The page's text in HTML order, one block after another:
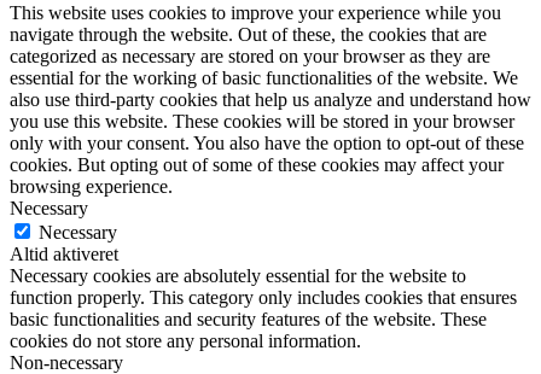
This website uses cookies to improve your experience while you
navigate through the website. Out of these, the cookies that are
categorized as necessary are stored on your browser as they are
essential for the working of basic functionalities of the website. We
also use third-party cookies that help us analyze and understand how
you use this website. These cookies will be stored in your browser
only with your consent. You also have the option to opt-out of these
cookies. But opting out of some of these cookies may affect your
browsing experience.
Necessary
Necessary
Altid aktiveret
Necessary cookies are absolutely essential for the website to
function properly. This category only includes cookies that ensures
basic functionalities and security features of the website. These
cookies do not store any personal information.
Non-necessary